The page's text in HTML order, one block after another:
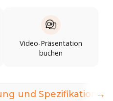
Video-Präsentation
buchen
und Spezifikationen
→